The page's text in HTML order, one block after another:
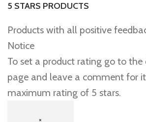
5 STARS PRODUCTS
Products with all positive
Notice
To set a product rating go to the
page and leave a comment for
maximum rating of 5 stars.
×